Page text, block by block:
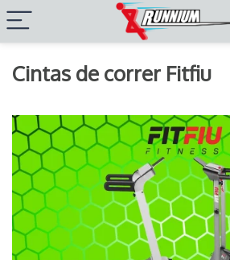
Cintas de correr Fitfiu